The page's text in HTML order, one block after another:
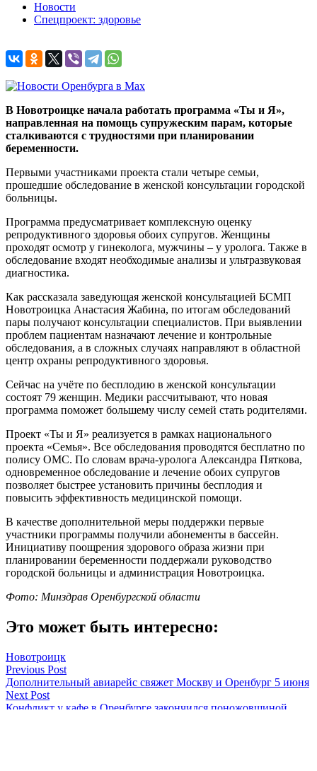
Новости
Спецпроект: здоровье
В Новотроицке начала работать программа «Ты и Я»,
направленная на помощь супружеским парам, которые
сталкиваются с трудностями при планировании
беременности.
Первыми участниками проекта стали четыре семьи,
прошедшие обследование в женской консультации городской
больницы.
Программа предусматривает комплексную оценку
репродуктивного здоровья обоих супругов. Женщины
проходят осмотр у гинеколога, мужчины – у уролога. Также в
обследование входят необходимые анализы и ультразвуковая
диагностика.
Как рассказала заведующая женской консультацией БСМП
Новотроицка Анастасия Жабина, по итогам обследований
пары получают консультации специалистов. При выявлении
проблем пациентам назначают лечение и контрольные
обследования, а в сложных случаях направляют в областной
центр охраны репродуктивного здоровья.
Сейчас на учёте по бесплодию в женской консультации
состоят 79 женщин. Медики рассчитывают, что новая
программа поможет большему числу семей стать родителями.
Проект «Ты и Я» реализуется в рамках национального
проекта «Семья». Все обследования проводятся бесплатно по
полису ОМС. По словам врача-уролога Александра Пяткова,
одновременное обследование и лечение обоих супругов
позволяет быстрее установить причины бесплодия и
повысить эффективность медицинской помощи.
В качестве дополнительной меры поддержки первые
участники программы получили абонементы в бассейн.
Инициативу поощрения здорового образа жизни при
планировании беременности поддержали руководство
городской больницы и администрация Новотроицка.
Фото: Минздрав Оренбургской области
Это может быть интересно:
Новотроицк
Навигация
по
записям
Previous Post
Дополнительный авиарейс свяжет Москву и Оренбург 5 июня
Next Post
Конфликт у кафе в Оренбурге закончился поножовщиной